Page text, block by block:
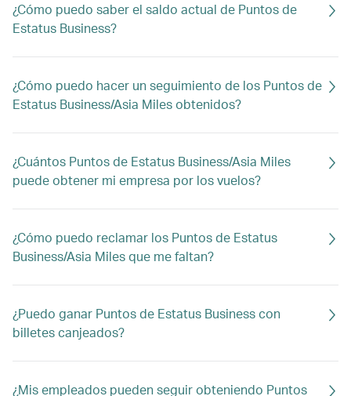
¿Cómo puedo saber el saldo actual de Puntos de
Estatus Business?
¿Cómo puedo hacer un seguimiento de los Puntos de
Estatus Business/Asia Miles obtenidos?
¿Cuántos Puntos de Estatus Business/Asia Miles
puede obtener mi empresa por los vuelos?
¿Cómo puedo reclamar los Puntos de Estatus
Business/Asia Miles que me faltan?
¿Puedo ganar Puntos de Estatus Business con
billetes canjeados?
¿Mis empleados pueden seguir obteniendo Puntos